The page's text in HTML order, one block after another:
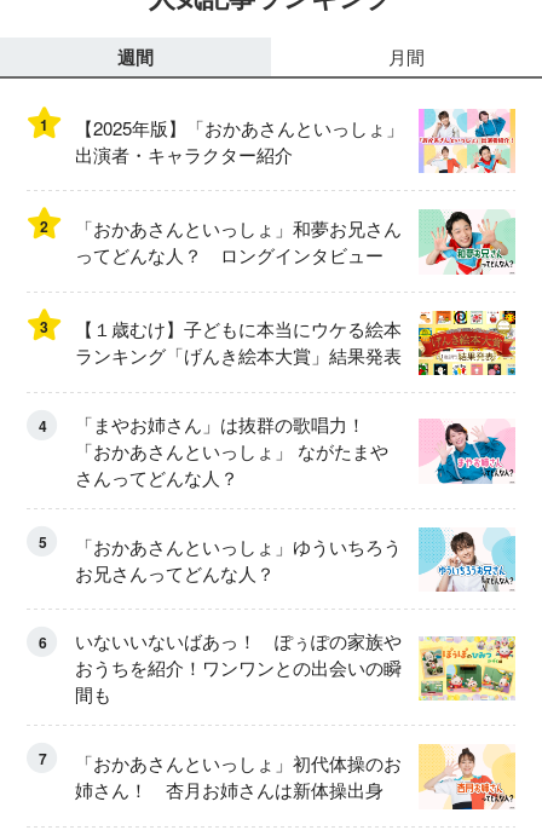
週間 月間
1
【2025年版】「おかあさんといっしょ」
出演者・キャラクター紹介
2
「おかあさんといっしょ」和夢お兄さん
ってどんな人？ ロングインタビュー
3
【１歳むけ】子どもに本当にウケる絵本
ランキング「げんき絵本大賞」結果発表
4
「まやお姉さん」は抜群の歌唱力！
「おかあさんといっしょ」 ながたまや
さんってどんな人？
5
「おかあさんといっしょ」ゆういちろう
お兄さんってどんな人？
6
いないいないばあっ！ ぽぅぽの家族や
おうちを紹介！ワンワンとの出会いの瞬
間も
7
「おかあさんといっしょ」初代体操のお
姉さん！ 杏月お姉さんは新体操出身